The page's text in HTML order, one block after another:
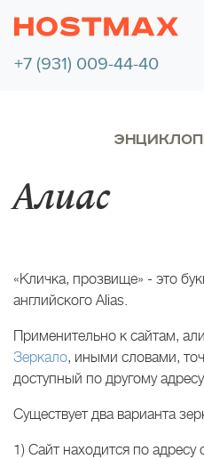
+7 (931) 009-44-40
Алиас
«Кличка, прозвище» - это
английского Alias.
Применительно к сайтам,
Зеркало, иными словами,
доступный по другому
Существует два варианта
1) Сайт находится по адресу